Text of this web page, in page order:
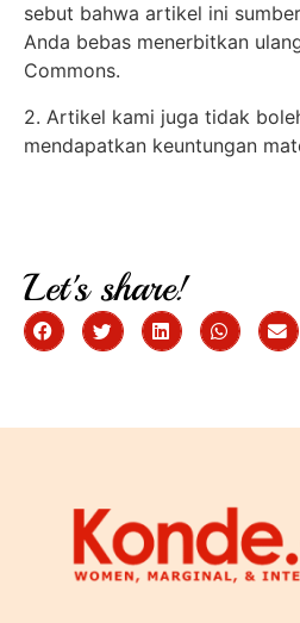
sebut bahwa artikel ini
Anda bebas menerbitkan
Commons.
2. Artikel kami juga tidak
mendapatkan keuntungan
Let's share!